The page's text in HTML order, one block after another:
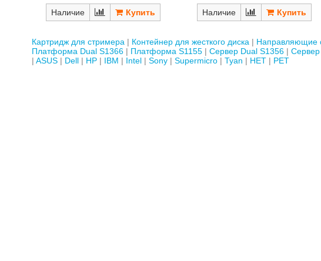
Наличие Наличие
Картридж для стримера Контейнер для жесткого диска Направляющие
Платформа Dual S1366
Платформа S1155 Сервер Dual S1356
ASUS
Dell HP IBM Intel Sony Supermicro Tyan НЕТ РЕТ